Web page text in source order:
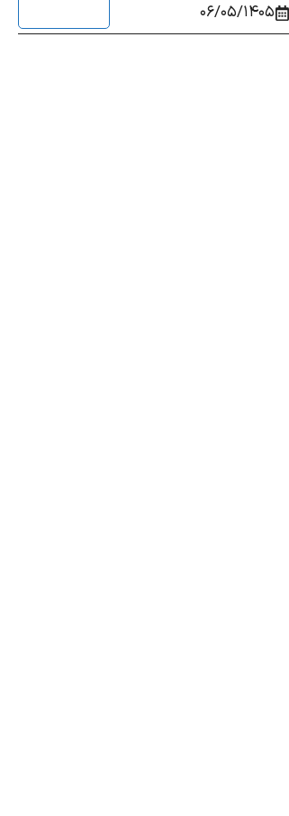
06/05/1405